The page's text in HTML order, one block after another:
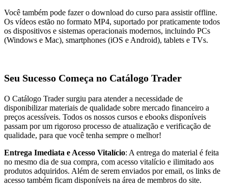
Você também pode fazer o download do curso para assistir offline.
Os vídeos estão no formato MP4, suportado por praticamente todos
os dispositivos e sistemas operacionais modernos, incluindo PCs
(Windows e Mac), smartphones (iOS e Android), tablets e TVs.
Seu Sucesso Começa no Catálogo Trader
O Catálogo Trader surgiu para atender a necessidade de
disponibilizar materiais de qualidade sobre mercado financeiro a
preços acessíveis. Todos os nossos cursos e ebooks disponíveis
passam por um rigoroso processo de atualização e verificação de
qualidade, para que você tenha sempre o melhor!
Entrega Imediata e Acesso Vitalício: A entrega do material é feita
no mesmo dia de sua compra, com acesso vitalício e ilimitado aos
produtos adquiridos. Além de serem enviados por email, os links de
acesso também ficam disponíveis na área de membros do site.